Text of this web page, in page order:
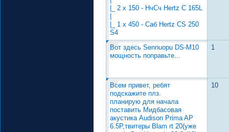
|_ 2 x 150 - НчСч Hertz C 165L
|_ 1 x 450 - Саб Hertz CS 250
S4
Вот здесь Sennuopu DS-M10
мощность поправьте...
1
Всем привет, ребят
подскажите плз.
планирую для начала
поставить Мидбасовая
акустика Audison Prima AP
6.5P,твитеры Blam rt 20(уже
10